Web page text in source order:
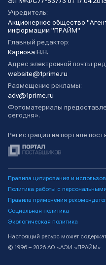
Учредитель:
Акционерное общество
информации "ПРАЙМ"
Главный редактор:
Карнова Н.Н.
Адрес электронной почты
website@1prime.ru
Размещение рекламы:
adv@1prime.ru
Фотоматериалы
сегодня».
Регистрация на портале
Правила цитирования и
Политика работы с
Правила применения
Социальная политика
Экологическая политика
Настоящий ресурс может
© 1996 – 2026 АО «АЭИ «ПРАЙМ»